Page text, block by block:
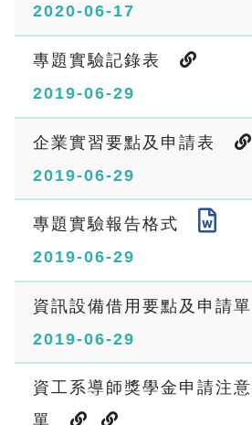
2020-06-17
專題實驗記錄表
2019-06-29
企業實習要點及申請表
2019-06-29
專題實驗報告格式
2019-06-29
資訊設備借用要點及申請
2019-06-29
資工系導師獎學金申請注
單